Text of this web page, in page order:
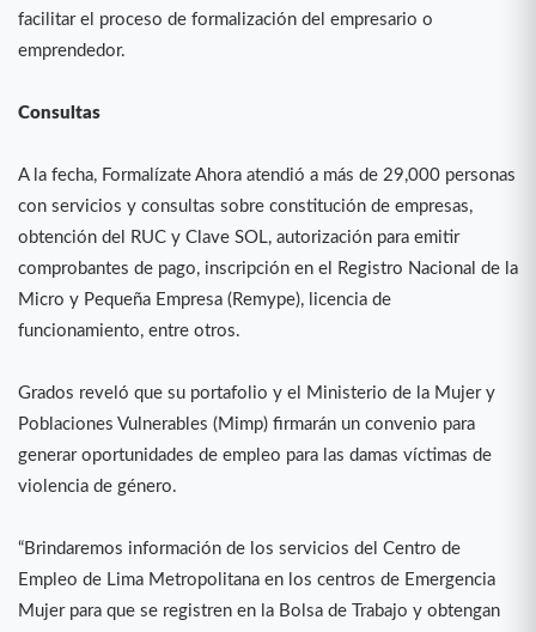
facilitar el proceso de formalización del empresario o
emprendedor.
Consultas
A la fecha, Formalízate Ahora atendió a más de 29,000 personas
con servicios y consultas sobre constitución de empresas,
obtención del RUC y Clave SOL, autorización para emitir
comprobantes de pago, inscripción en el Registro Nacional de la
Micro y Pequeña Empresa (Remype), licencia de
funcionamiento, entre otros.
Grados reveló que su portafolio y el Ministerio de la Mujer y
Poblaciones Vulnerables (Mimp) firmarán un convenio para
generar oportunidades de empleo para las damas víctimas de
violencia de género.
“Brindaremos información de los servicios del Centro de
Empleo de Lima Metropolitana en los centros de Emergencia
Mujer para que se registren en la Bolsa de Trabajo y obtengan